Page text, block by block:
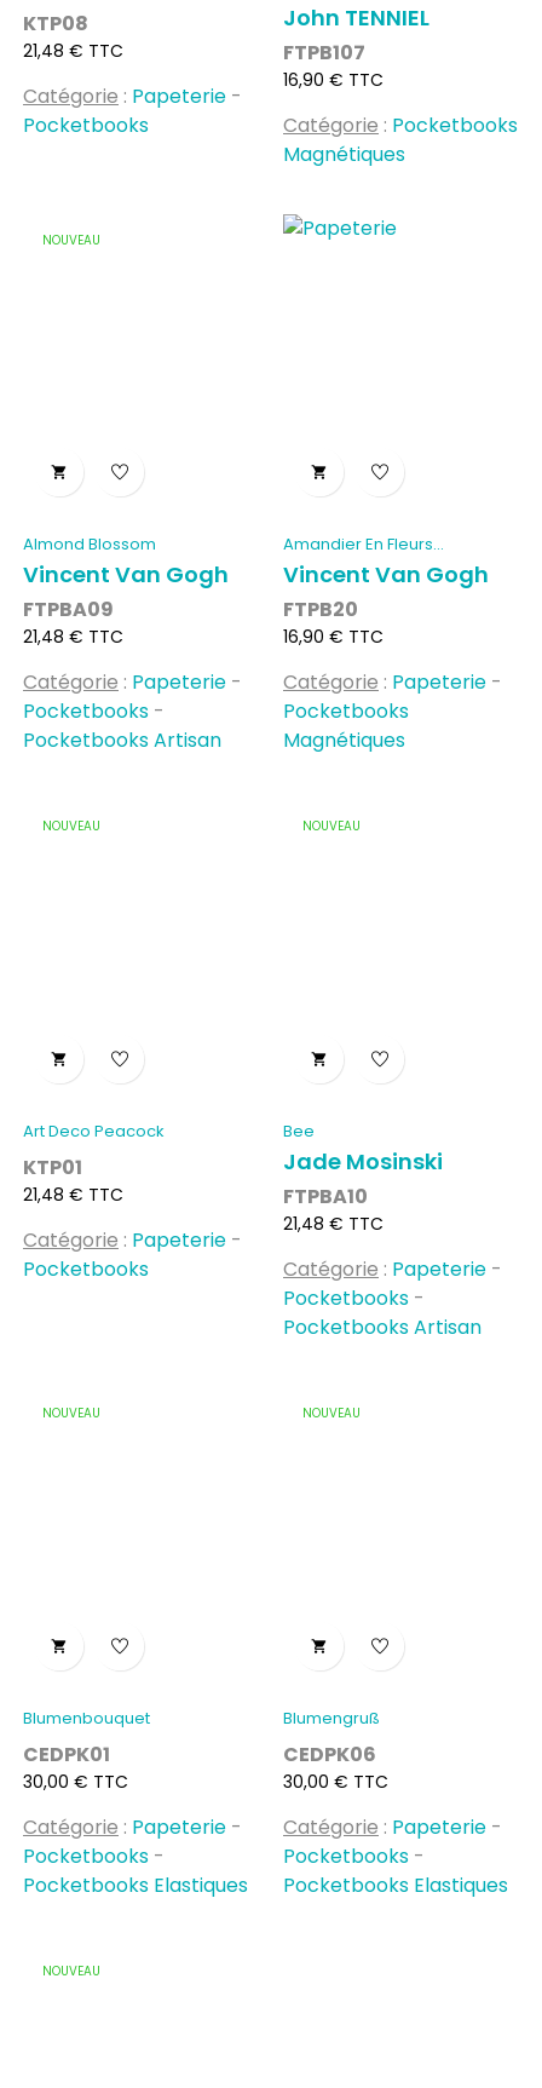
KTP08
Prix
21,48 € TTC
Catégorie : Papeterie -
Pocketbooks
John TENNIEL
FTPB107
Prix
16,90 € TTC
Catégorie : Pocketbooks
Magnétiques
NOUVEAU

Almond Blossom
Vincent Van Gogh
FTPBA09
Prix
21,48 € TTC
Catégorie : Papeterie -
Pocketbooks -
Pocketbooks Artisan

Amandier En Fleurs...
Vincent Van Gogh
FTPB20
Prix
16,90 € TTC
Catégorie : Papeterie -
Pocketbooks
Magnétiques
NOUVEAU

Art Deco Peacock
KTP01
Prix
21,48 € TTC
Catégorie : Papeterie -
Pocketbooks
NOUVEAU

Bee
Jade Mosinski
FTPBA10
Prix
21,48 € TTC
Catégorie : Papeterie -
Pocketbooks -
Pocketbooks Artisan
NOUVEAU

Blumenbouquet
CEDPK01
Prix
30,00 € TTC
Catégorie : Papeterie -
Pocketbooks -
Pocketbooks Elastiques
NOUVEAU

Blumengruß
CEDPK06
Prix
30,00 € TTC
Catégorie : Papeterie -
Pocketbooks -
Pocketbooks Elastiques
NOUVEAU